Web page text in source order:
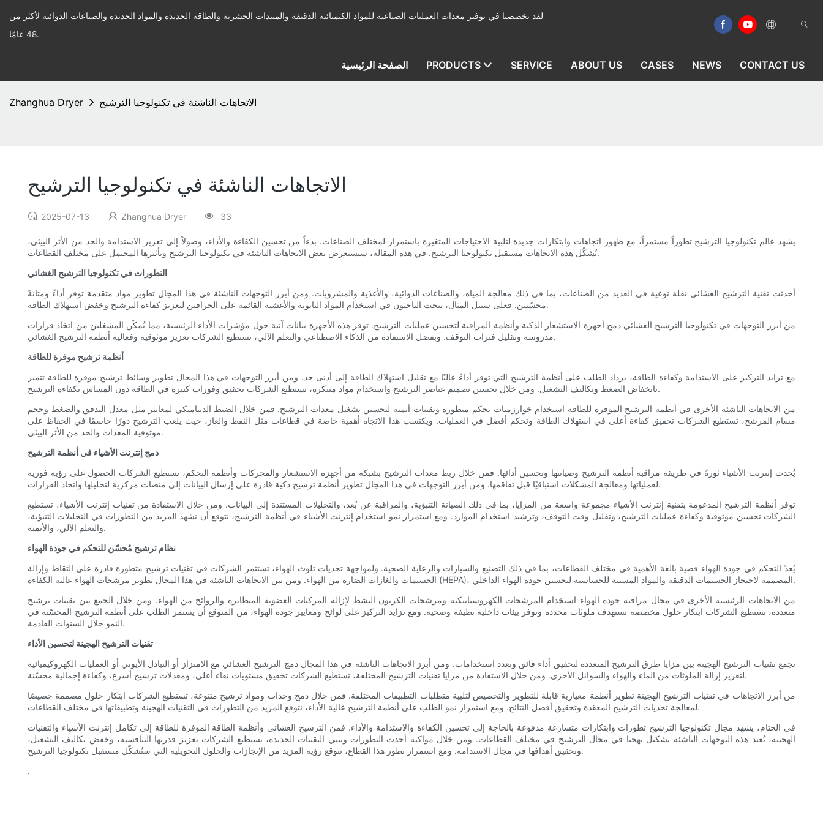
لقد تخصصنا في توفير معدات العمليات الصناعية للمواد الكيميائية الدقيقة والمبيدات الحشرية والطاقة الجديدة والمواد الجديدة والصناعات الدوائية لأكثر من
48 عامًا.
الصفحة الرئيسية PRODUCTS SERVICE ABOUT US CASES NEWS CONTACT US
Zhanghua Dryer الاتجاهات الناشئة في تكنولوجيا الترشيح
الاتجاهات الناشئة في تكنولوجيا الترشيح
2025-07-13 Zhanghua Dryer 33
يشهد عالم تكنولوجيا الترشيح تطوراً مستمراً، مع ظهور اتجاهات وابتكارات جديدة لتلبية الاحتياجات المتغيرة باستمرار لمختلف الصناعات. بدءاً من تحسين الكفاءة والأداء، وصولاً إلى تعزيز الاستدامة والحد من الأثر البيئي،
تُشكّل هذه الاتجاهات مستقبل تكنولوجيا الترشيح. في هذه المقالة، سنستعرض بعض الاتجاهات الناشئة في تكنولوجيا الترشيح وتأثيرها المحتمل على مختلف القطاعات.
التطورات في تكنولوجيا الترشيح الغشائي
أحدثت تقنية الترشيح الغشائي نقلة نوعية في العديد من الصناعات، بما في ذلك معالجة المياه، والصناعات الدوائية، والأغذية والمشروبات. ومن أبرز التوجهات الناشئة في هذا المجال تطوير مواد متقدمة توفر أداءً ومتانةً
محسّنين. فعلى سبيل المثال، يبحث الباحثون في استخدام المواد النانوية والأغشية القائمة على الجرافين لتعزيز كفاءة الترشيح وخفض استهلاك الطاقة.
من أبرز التوجهات في تكنولوجيا الترشيح الغشائي دمج أجهزة الاستشعار الذكية وأنظمة المراقبة لتحسين عمليات الترشيح. توفر هذه الأجهزة بيانات آنية حول مؤشرات الأداء الرئيسية، مما يُمكّن المشغلين من اتخاذ قرارات
مدروسة وتقليل فترات التوقف. وبفضل الاستفادة من الذكاء الاصطناعي والتعلم الآلي، تستطيع الشركات تعزيز موثوقية وفعالية أنظمة الترشيح الغشائي.
أنظمة ترشيح موفرة للطاقة
مع تزايد التركيز على الاستدامة وكفاءة الطاقة، يزداد الطلب على أنظمة الترشيح التي توفر أداءً عاليًا مع تقليل استهلاك الطاقة إلى أدنى حد. ومن أبرز التوجهات في هذا المجال تطوير وسائط ترشيح موفرة للطاقة تتميز
بانخفاض الضغط وتكاليف التشغيل. ومن خلال تحسين تصميم عناصر الترشيح واستخدام مواد مبتكرة، تستطيع الشركات تحقيق وفورات كبيرة في الطاقة دون المساس بكفاءة الترشيح.
من الاتجاهات الناشئة الأخرى في أنظمة الترشيح الموفرة للطاقة استخدام خوارزميات تحكم متطورة وتقنيات أتمتة لتحسين تشغيل معدات الترشيح. فمن خلال الضبط الديناميكي لمعايير مثل معدل التدفق والضغط وحجم
مسام المرشح، تستطيع الشركات تحقيق كفاءة أعلى في استهلاك الطاقة وتحكم أفضل في العمليات. ويكتسب هذا الاتجاه أهمية خاصة في قطاعات مثل النفط والغاز، حيث يلعب الترشيح دورًا حاسمًا في الحفاظ على
موثوقية المعدات والحد من الأثر البيئي.
دمج إنترنت الأشياء في أنظمة الترشيح
يُحدث إنترنت الأشياء ثورةً في طريقة مراقبة أنظمة الترشيح وصيانتها وتحسين أدائها. فمن خلال ربط معدات الترشيح بشبكة من أجهزة الاستشعار والمحركات وأنظمة التحكم، تستطيع الشركات الحصول على رؤية فورية
لعملياتها ومعالجة المشكلات استباقيًا قبل تفاقمها. ومن أبرز التوجهات في هذا المجال تطوير أنظمة ترشيح ذكية قادرة على إرسال البيانات إلى منصات مركزية لتحليلها واتخاذ القرارات.
توفر أنظمة الترشيح المدعومة بتقنية إنترنت الأشياء مجموعة واسعة من المزايا، بما في ذلك الصيانة التنبؤية، والمراقبة عن بُعد، والتحليلات المستندة إلى البيانات. ومن خلال الاستفادة من تقنيات إنترنت الأشياء، تستطيع
الشركات تحسين موثوقية وكفاءة عمليات الترشيح، وتقليل وقت التوقف، وترشيد استخدام الموارد. ومع استمرار نمو استخدام إنترنت الأشياء في أنظمة الترشيح، نتوقع أن نشهد المزيد من التطورات في التحليلات التنبؤية،
والتعلم الآلي، والأتمتة.
نظام ترشيح مُحسّن للتحكم في جودة الهواء
يُعدّ التحكم في جودة الهواء قضية بالغة الأهمية في مختلف القطاعات، بما في ذلك التصنيع والسيارات والرعاية الصحية. ولمواجهة تحديات تلوث الهواء، تستثمر الشركات في تقنيات ترشيح متطورة قادرة على التقاط وإزالة
الجسيمات والغازات الضارة من الهواء. ومن بين الاتجاهات الناشئة في هذا المجال تطوير مرشحات الهواء عالية الكفاءة (HEPA)، المصممة لاحتجاز الجسيمات الدقيقة والمواد المسببة للحساسية لتحسين جودة الهواء الداخلي.
من الاتجاهات الرئيسية الأخرى في مجال مراقبة جودة الهواء استخدام المرشحات الكهروستاتيكية ومرشحات الكربون النشط لإزالة المركبات العضوية المتطايرة والروائح من الهواء. ومن خلال الجمع بين تقنيات ترشيح
متعددة، تستطيع الشركات ابتكار حلول مخصصة تستهدف ملوثات محددة وتوفر بيئات داخلية نظيفة وصحية. ومع تزايد التركيز على لوائح ومعايير جودة الهواء، من المتوقع أن يستمر الطلب على أنظمة الترشيح المحسّنة في
النمو خلال السنوات القادمة.
تقنيات الترشيح الهجينة لتحسين الأداء
تجمع تقنيات الترشيح الهجينة بين مزايا طرق الترشيح المتعددة لتحقيق أداء فائق وتعدد استخدامات. ومن أبرز الاتجاهات الناشئة في هذا المجال دمج الترشيح الغشائي مع الامتزاز أو التبادل الأيوني أو العمليات الكهروكيميائية
لتعزيز إزالة الملوثات من الماء والهواء والسوائل الأخرى. ومن خلال الاستفادة من مزايا تقنيات الترشيح المختلفة، تستطيع الشركات تحقيق مستويات نقاء أعلى، ومعدلات ترشيح أسرع، وكفاءة إجمالية محسّنة.
من أبرز الاتجاهات في تقنيات الترشيح الهجينة تطوير أنظمة معيارية قابلة للتطوير والتخصيص لتلبية متطلبات التطبيقات المختلفة. فمن خلال دمج وحدات ومواد ترشيح متنوعة، تستطيع الشركات ابتكار حلول مصممة خصيصًا
لمعالجة تحديات الترشيح المعقدة وتحقيق أفضل النتائج. ومع استمرار نمو الطلب على أنظمة الترشيح عالية الأداء، نتوقع المزيد من التطورات في التقنيات الهجينة وتطبيقاتها في مختلف القطاعات.
في الختام، يشهد مجال تكنولوجيا الترشيح تطورات وابتكارات متسارعة مدفوعة بالحاجة إلى تحسين الكفاءة والاستدامة والأداء. فمن الترشيح الغشائي وأنظمة الطاقة الموفرة للطاقة إلى تكامل إنترنت الأشياء والتقنيات
الهجينة، تُعيد هذه التوجهات الناشئة تشكيل نهجنا في مجال الترشيح في مختلف القطاعات. ومن خلال مواكبة أحدث التطورات وتبني التقنيات الجديدة، تستطيع الشركات تعزيز قدرتها التنافسية، وخفض تكاليف التشغيل،
وتحقيق أهدافها في مجال الاستدامة. ومع استمرار تطور هذا القطاع، نتوقع رؤية المزيد من الإنجازات والحلول التحويلية التي ستُشكّل مستقبل تكنولوجيا الترشيح.
.